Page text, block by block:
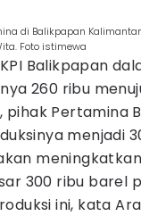
di Balikpapan
Foto istimewa
Balikpapan
260 ribu
pihak Pertamina
menjadi
300 ribu barel
ini, kata